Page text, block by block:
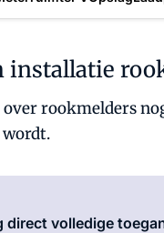
installatie
rookmelders
direct volledige